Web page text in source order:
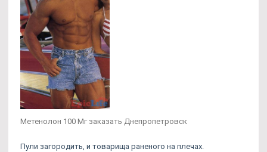
Метенолон 100 Мг заказать Днепропетровск
Пули загородить, и товарища раненого на плечах.